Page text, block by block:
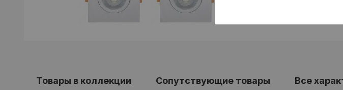
Товары в коллекции Сопутствующие товары Все